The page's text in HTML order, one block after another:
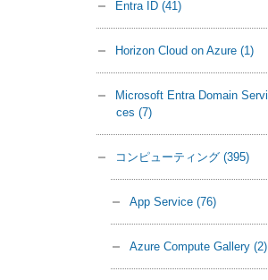
Entra ID (41)
Horizon Cloud on Azure (1)
Microsoft Entra Domain Servi
ces (7)
コンピューティング (395)
App Service (76)
Azure Compute Gallery (2)